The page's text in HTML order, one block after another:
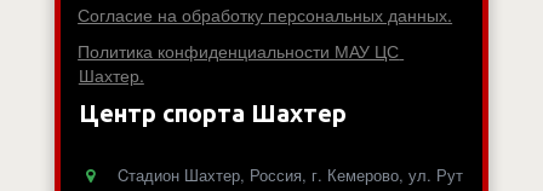
Согласие на обработку персональных данных.
Политика конфиденциальности МАУ ЦС
Шахтер.
Центр спорта Шахтер
Cтадион Шахтер, Россия, г. Кемерово, ул. Рут